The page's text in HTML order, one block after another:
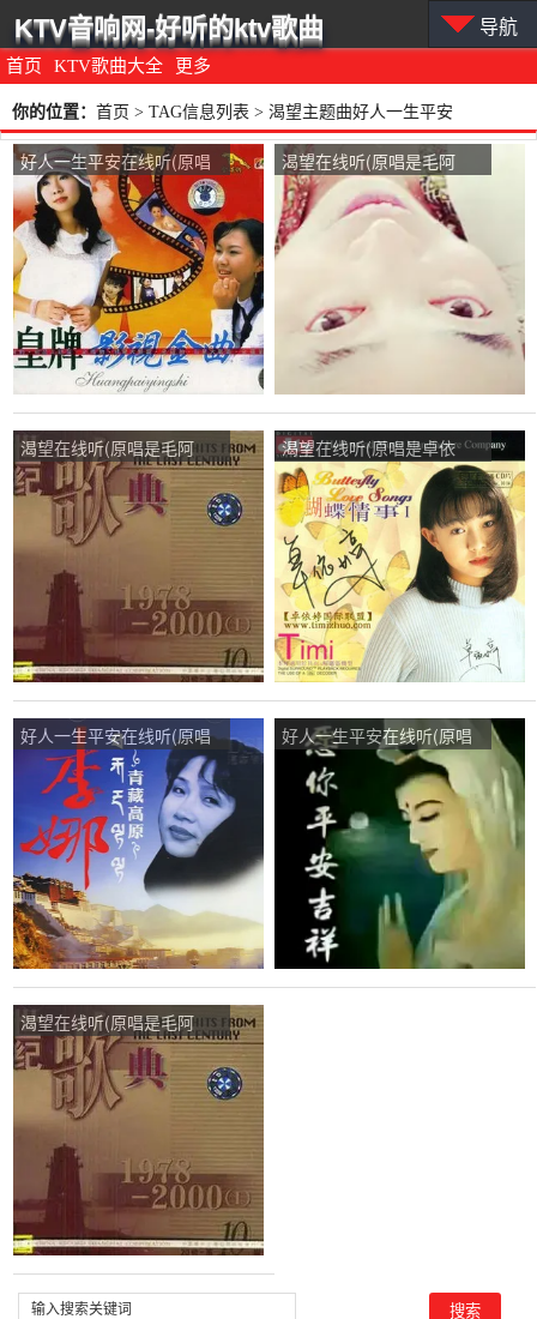
首页 KTV歌曲大全 更多
KTV音响网-好听的ktv歌曲 导航
你的位置： 首页 > TAG信息列表 > 渴望主题曲好人一生平安
好人一生平安在线听(原唱
是卓依婷)，心锁上了，钥
匙却丢了演唱点播:18次
渴望在线听(原唱是毛阿
敏)，忽忘我演唱点播:67次
渴望在线听(原唱是毛阿
敏)，随缘演唱点播:10次
渴望在线听(原唱是卓依
婷)，绿罗青演唱点播:43次
好人一生平安在线听(原唱
是李娜)，一生平安演唱点
播:34次
好人一生平安在线听(原唱
是李娜)，思语演唱点播:87
渴望在线听(原唱是毛阿
敏)，美髯公演唱点播:31次